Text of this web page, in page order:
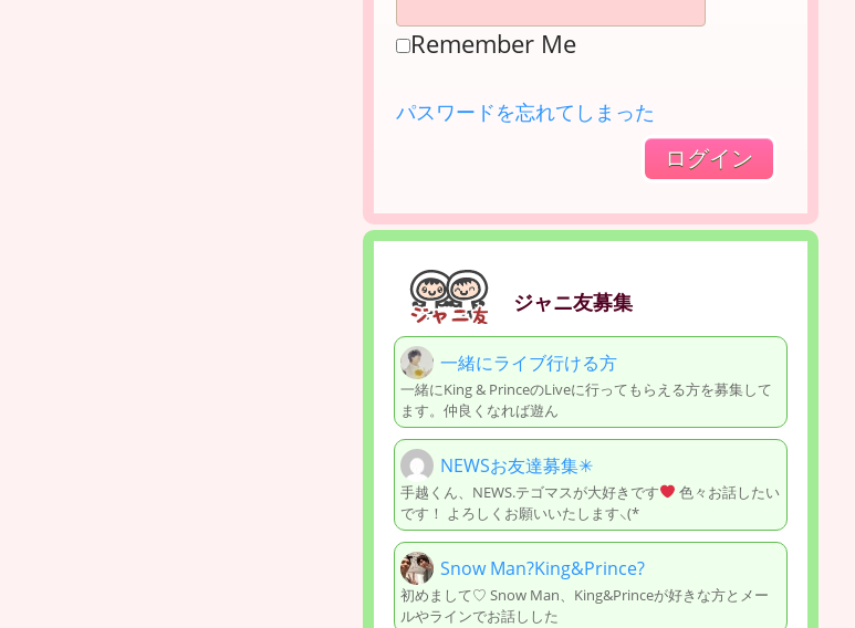
Remember Me
パスワードを忘れてしまった
ジャニ友募集
一緒にライブ行ける方
一緒にKing & PrinceのLiveに行ってもらえる方を募集して
ます。仲良くなれば遊ん
NEWSお友達募集✳︎
手越くん、NEWS.テゴマスが大好きです
色々お話したい
です！ よろしくお願いいたします‪⸜(*
Snow Man?King&Prince?
初めまして♡ Snow Man、King&Princeが好きな方とメー
ルやラインでお話しした